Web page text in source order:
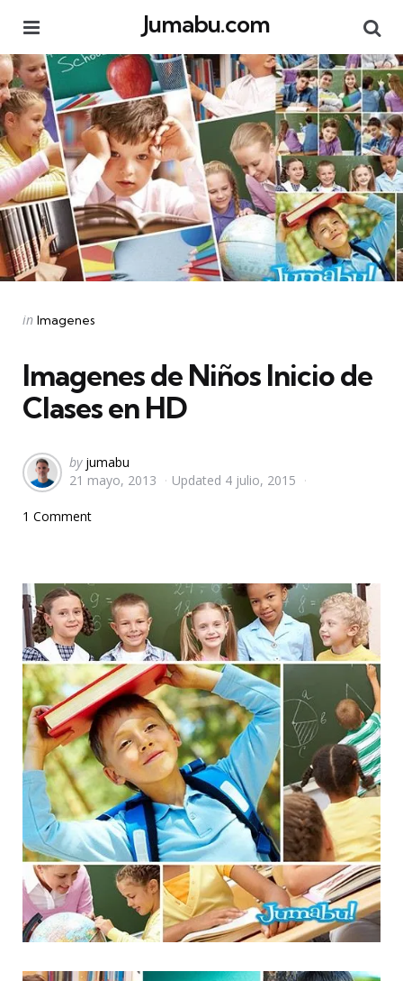
Jumabu.com
Categories
Posted
in Imagenes
Imagenes de Niños Inicio de
Clases en HD
Posted
by
by jumabu
21 mayo, 2013
Updated 4 julio, 2015
1 Comment